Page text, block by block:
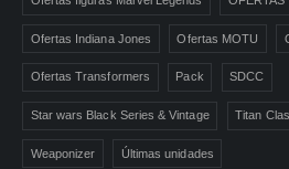
Ofertas Indiana Jones Ofertas MOTU
Ofertas Transformers Pack SDCC
Star wars Black Series & Vintage Titan
Weaponizer Últimas unidades